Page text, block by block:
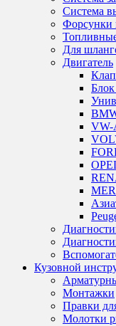
Система
Форсунки
Для
Двигатель
Кузовной
Монтажки
Правки
Молотки